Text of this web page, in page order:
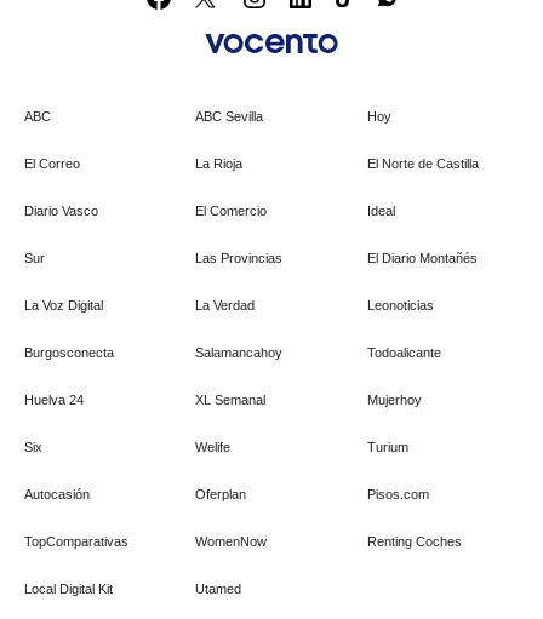
ABC ABC Sevilla Hoy
El Correo La Rioja El Norte de Castilla
Diario Vasco El Comercio Ideal
Sur Las Provincias El Diario Montañés
La Voz Digital La Verdad Leonoticias
Burgosconecta Salamancahoy Todoalicante
Huelva 24 XL Semanal Mujerhoy
Six Welife Turium
Autocasión Oferplan Pisos.com
TopComparativas WomenNow Renting Coches
Local Digital Kit Utamed